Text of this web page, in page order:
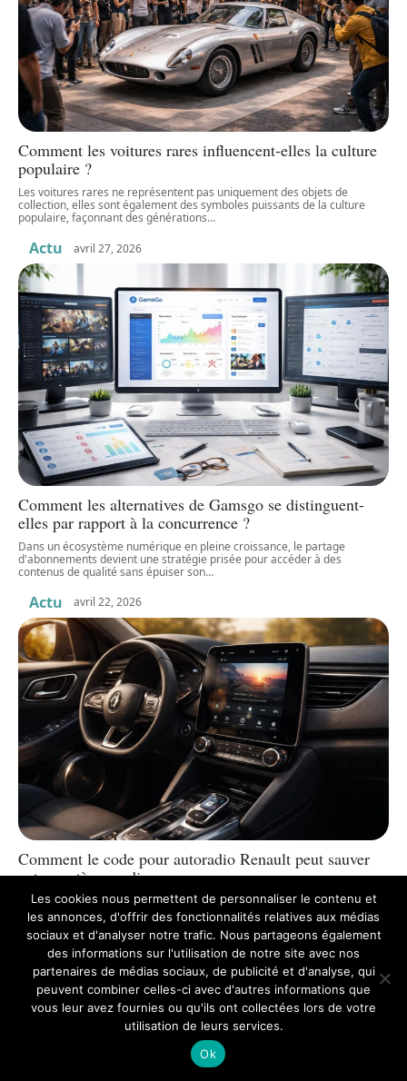
Comment les voitures rares influencent-elles la culture
populaire ?
Les voitures rares ne représentent pas uniquement des objets de
collection, elles sont également des symboles puissants de la culture
populaire, façonnant des générations…
Actu avril 27, 2026
Comment les alternatives de Gamsgo se distinguent-
elles par rapport à la concurrence ?
Dans un écosystème numérique en pleine croissance, le partage
d'abonnements devient une stratégie prisée pour accéder à des
contenus de qualité sans épuiser son…
Actu avril 22, 2026
Comment le code pour autoradio Renault peut sauver
votre système audio
Le système audio de votre véhicule est bien plus qu'un simple ensemble
de haut-parleurs et d'un autoradio : c'est une véritable porte d'entrée
vers…
Actu avril 21, 2026
Les cookies nous permettent de personnaliser le contenu et
les annonces, d'offrir des fonctionnalités relatives aux médias
sociaux et d'analyser notre trafic. Nous partageons également
des informations sur l'utilisation de notre site avec nos
partenaires de médias sociaux, de publicité et d'analyse, qui
peuvent combiner celles-ci avec d'autres informations que
vous leur avez fournies ou qu'ils ont collectées lors de votre
utilisation de leurs services.
Ok